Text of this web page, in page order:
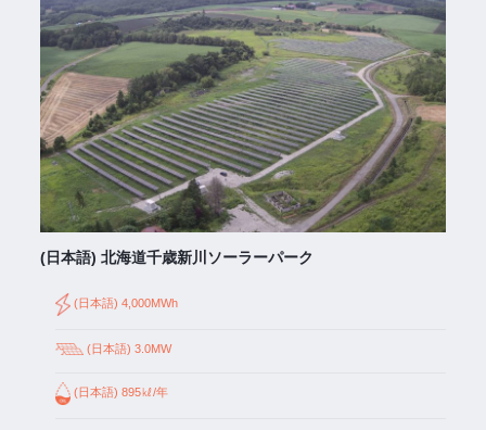
(日本語) 北海道千歳新川ソーラーパーク
(日本語) 4,000MWh
(日本語) 3.0MW
(日本語) 895㎘/年